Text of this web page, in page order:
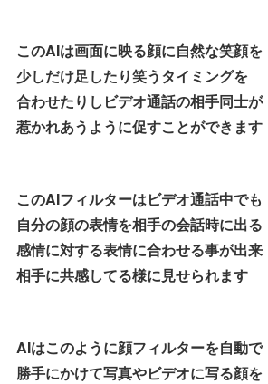
このAIは画面に映る顔に自然な笑顔を
少しだけ足したり笑うタイミングを
合わせたりしビデオ通話の相手同士が
惹かれあうように促すことができます
このAIフィルターはビデオ通話中でも
自分の顔の表情を相手の会話時に出る
感情に対する表情に合わせる事が出来
相手に共感してる様に見せられます
AIはこのように顔フィルターを自動で
勝手にかけて写真やビデオに写る顔を